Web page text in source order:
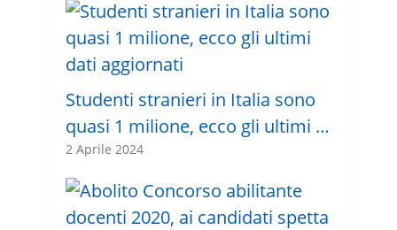
Studenti stranieri in Italia sono
quasi 1 milione, ecco gli ultimi …
2 Aprile 2024